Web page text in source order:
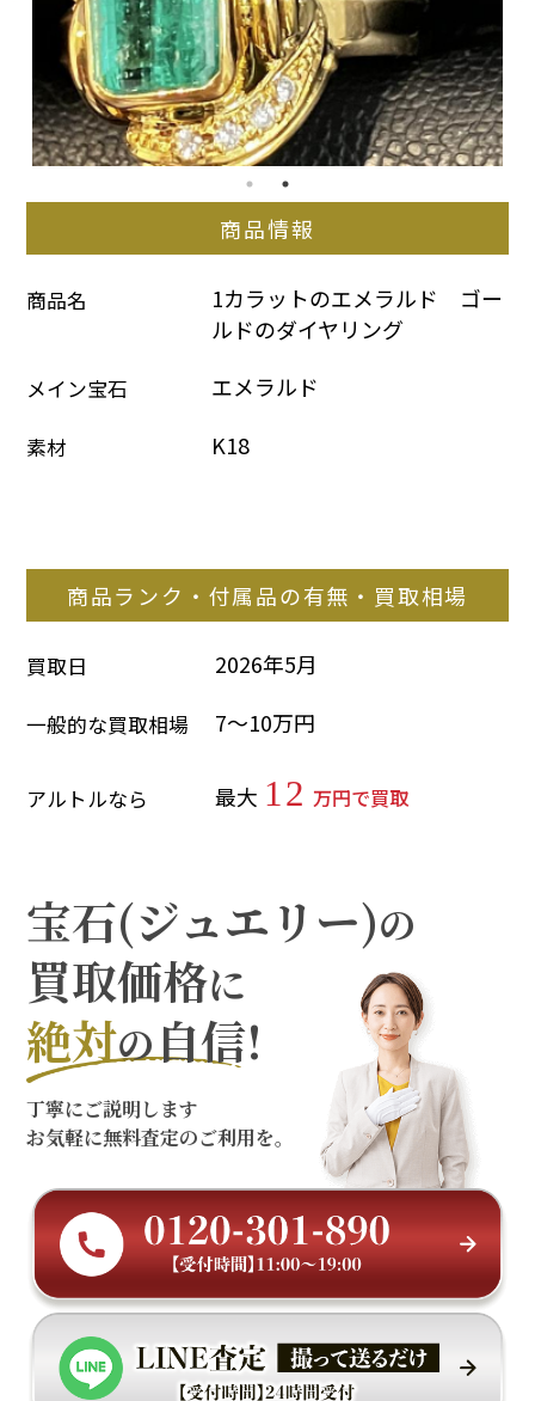
商品情報
商品名
1カラットのエメラルド　ゴー
ルドのダイヤリング
メイン宝石 エメラルド
素材 K18
商品ランク・付属品の有無・買取相場
買取日 2026年5月
一般的な買取相場 7～10万円
アルトルなら 最大 12 万円で買取
宝石(ジュエリー)の
買取価格に
絶対の自信!
丁寧にご説明します
お気軽に無料査定のご利用を。